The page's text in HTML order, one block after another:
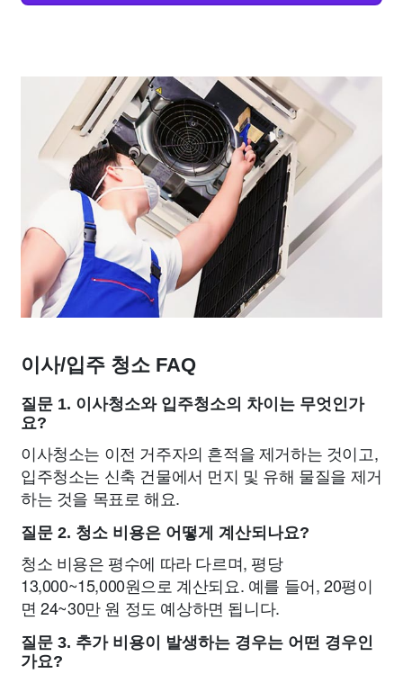
이사/입주 청소 FAQ
질문 1. 이사청소와 입주청소의 차이는 무엇인가
요?
이사청소는 이전 거주자의 흔적을 제거하는 것이고,
입주청소는 신축 건물에서 먼지 및 유해 물질을 제거
하는 것을 목표로 해요.
질문 2. 청소 비용은 어떻게 계산되나요?
청소 비용은 평수에 따라 다르며, 평당
13,000~15,000원으로 계산되요. 예를 들어, 20평이
면 24~30만 원 정도 예상하면 됩니다.
질문 3. 추가 비용이 발생하는 경우는 어떤 경우인
가요?